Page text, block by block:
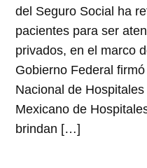
del Seguro Social ha
pacientes para ser
privados, en el marco
Gobierno Federal
Nacional de
Mexicano de
brindan […]